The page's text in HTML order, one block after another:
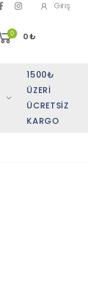
Giriş
0 0₺
1500₺
ÜZERI
ÜCRETSIZ
KARGO